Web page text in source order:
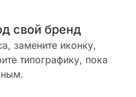
свой бренд
замените иконку,
типографику, пока